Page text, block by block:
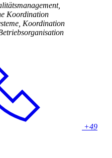
Koordination
Koordination
+49